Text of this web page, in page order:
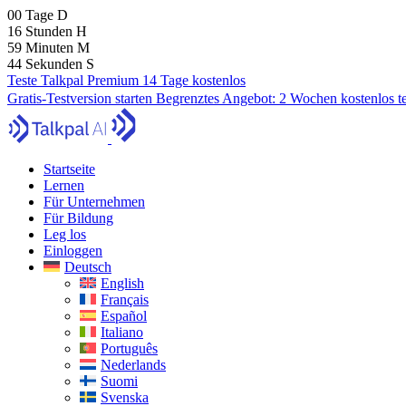
00 Tage D
16 Stunden H
59 Minuten M
43 Sekunden S
Teste Talkpal Premium 14 Tage kostenlos
Gratis-Testversion starten Begrenztes Angebot: 2 Wochen kostenlos
Startseite
Lernen
Für Unternehmen
Für Bildung
Leg los
Einloggen
Deutsch
English
Français
Español
Italiano
Português
Nederlands
Suomi
Svenska